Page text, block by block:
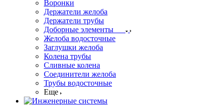
Воронки
Держатели желоба
Держатели трубы
Доборные элементы
Желоба водосточные
Заглушки желоба
Колена трубы
Сливные колена
Соединители желоба
Трубы водосточные
Еще